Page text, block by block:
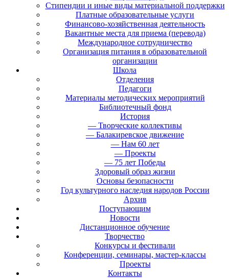
Стипендии и иные виды материальной поддержки
Платные образовательные услуги
Финансово-хозяйственная деятельность
Вакантные места для приема (перевода)
Международное сотрудничество
Организация питания в образовательной
организации
Школа
Отделения
Педагоги
Материалы методических мероприятий
Библиотечный фонд
История
— Творческие коллективы
— Балакиревское движение
— Нам 60 лет
— Проекты
— 75 лет Победы
Здоровый образ жизни
Основы безопасности
Год культурного наследия народов России
Архив
Поступающим
Новости
Дистанционное обучение
Творчество
Конкурсы и фестивали
Конференции, семинары, мастер-классы
Проекты
Контакты